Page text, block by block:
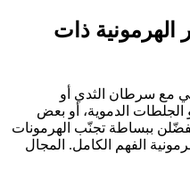
الهرمونية ذات
مع سرطان الثدي أو
الجلطات الدموية، أو بعض
يفضّلن ببساطة تجنّب الهرمونات
الفهم الكامل. المجال